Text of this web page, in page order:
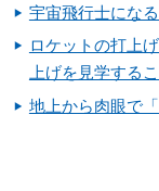
宇宙飛行士にな
ロケットの打上
上げを見学する
地上から肉眼で